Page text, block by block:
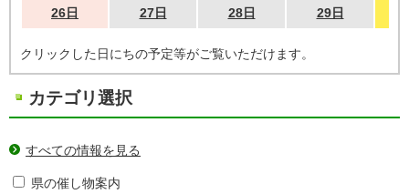
26日 27日 28日 29日
クリックした日にちの予定等がご覧いただけます。
カテゴリ選択
すべての情報を見る
県の催し物案内